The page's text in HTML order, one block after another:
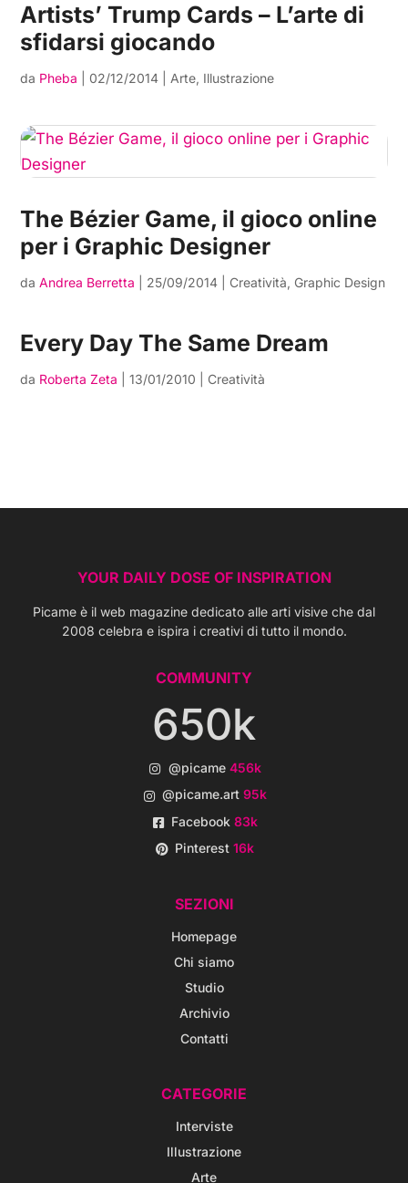
Artists’ Trump Cards – L’arte di
sfidarsi giocando
da Pheba 02/12/2014 Arte, Illustrazione
The Bézier Game, il gioco online
per i Graphic Designer
daAndrea Berretta 25/09/2014 Creatività, Graphic Design
Every Day The Same Dream
da Roberta Zeta |13/01/2010 Creatività
YOUR DAILY DOSE OF INSPIRATION
Picame è il web magazine dedicato alle arti visive che dal
2008 celebra e ispira i creativi di tutto il mondo.
COMMUNITY
650k
@picame 456k
@picame.art95k
Facebook83k
Pinterest16k
SEZIONI
Homepage
Chi siamo
Studio
Archivio
Contatti
CATEGORIE
Interviste
Illustrazione
Arte